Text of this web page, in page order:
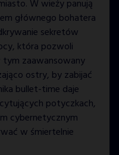
W wieży panują
głównego bohatera
sekretów
która pozwoli
tym zaawansowany
ostry, by zabijać
bullet-time daje
potyczkach,
cybernetycznym
w śmiertelnie